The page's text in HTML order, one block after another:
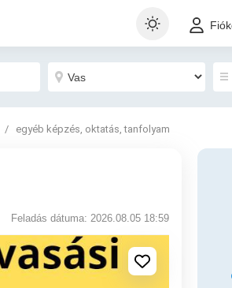
egyéb képzés, oktatás, tanfolyam
Feladás dátuma: 2026.08.05 18:59